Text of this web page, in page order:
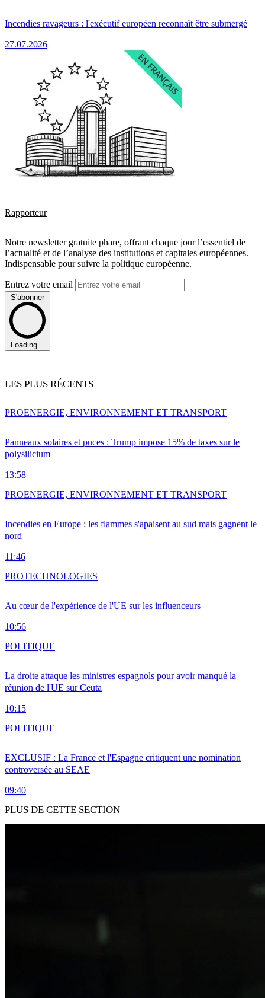
Incendies ravageurs : l'exécutif européen reconnaît être submergé
27.07.2026
Rapporteur
Notre newsletter gratuite phare, offrant chaque jour l’essentiel de
l’actualité et de l’analyse des institutions et capitales européennes.
Indispensable pour suivre la politique européenne.
Entrez votre email
S'abonner
Loading...
LES PLUS RÉCENTS
Panneaux solaires et puces : Trump impose 15% de taxes sur le
polysilicium
13:58
PROENERGIE, ENVIRONNEMENT ET TRANSPORT
Incendies en Europe : les flammes s'apaisent au sud mais gagnent le
nord
11:46
PROENERGIE, ENVIRONNEMENT ET TRANSPORT
Au cœur de l'expérience de l'UE sur les influenceurs
10:56
PROTECHNOLOGIES
La droite attaque les ministres espagnols pour avoir manqué la
réunion de l'UE sur Ceuta
10:15
POLITIQUE
EXCLUSIF : La France et l'Espagne critiquent une nomination
controversée au SEAE
09:40
POLITIQUE
PLUS DE CETTE SECTION